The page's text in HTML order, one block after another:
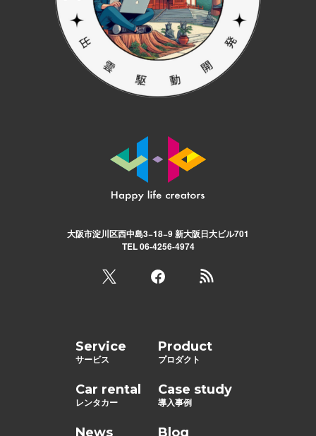
大阪市淀川区西中島3−18−9 新大阪日大ビル701
TEL 06-4256-4974
Service
サービス
Product
プロダクト
Car rental
レンタカー
Case study
導入事例
News Blog